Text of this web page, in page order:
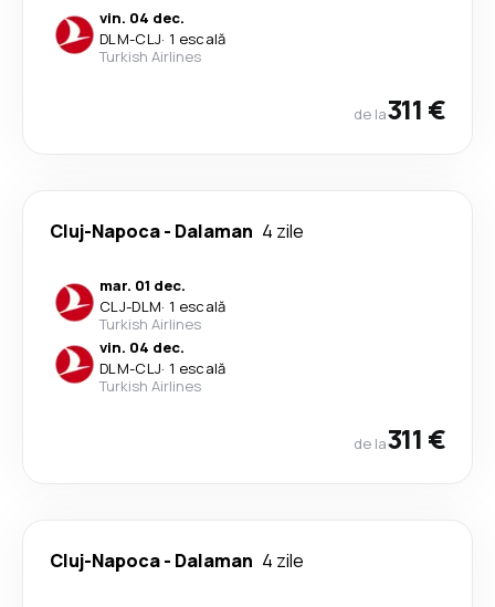
vin. 04 dec.
DLM-CLJ· 1 escală
Turkish Airlines
de la311 €
Cluj-Napoca- Dalaman 4 zile
mar. 01 dec.
CLJ-DLM· 1 escală
Turkish Airlines
vin. 04 dec.
DLM-CLJ· 1 escală
Turkish Airlines
de la311 €
Cluj-Napoca- Dalaman 4 zile